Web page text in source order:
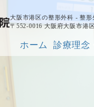
大阪市港区の整形外科 - 整
〒552-0016 大阪府大阪市港
ホーム 診療理念